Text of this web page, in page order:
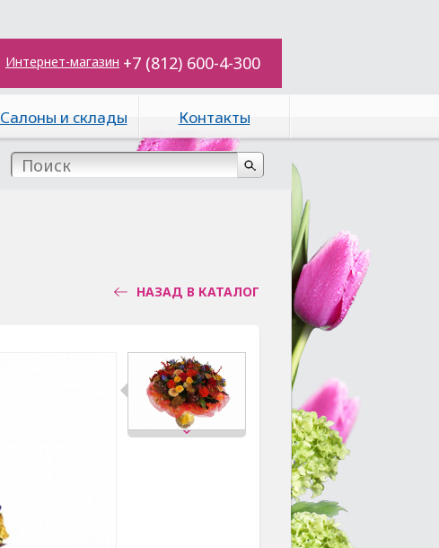
Интернет-магазин +7 (812) 600-4-300
Салоны и склады Контакты
НАЗАД В КАТАЛОГ